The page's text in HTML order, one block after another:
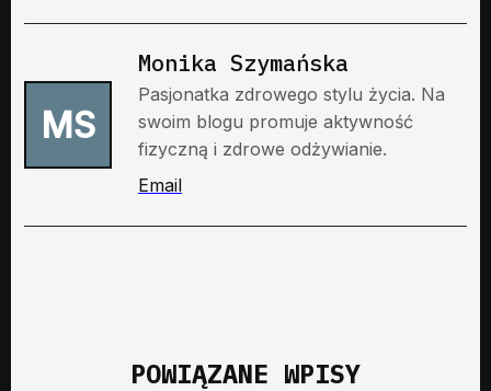
MS
Monika Szymańska
Pasjonatka zdrowego stylu życia. Na
swoim blogu promuje aktywność
fizyczną i zdrowe odżywianie.
Email
POWIĄZANE WPISY